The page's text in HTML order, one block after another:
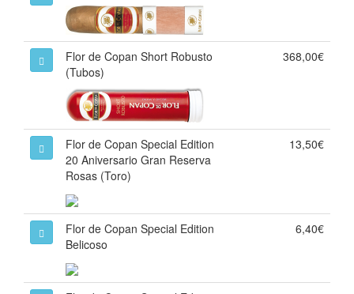
Flor de Copan Short Robusto
(Tubos)
368,00€
Flor de Copan Special Edition
20 Aniversario Gran Reserva
Rosas (Toro)
13,50€
Flor de Copan Special Edition
Belicoso
6,40€